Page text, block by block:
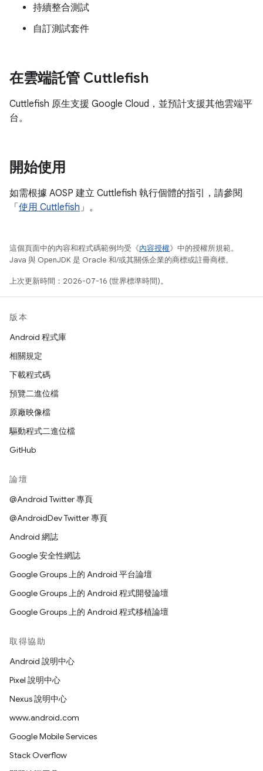
持續整合測試
自訂測試套件
在雲端託管 Cuttlefish
Cuttlefish 原生支援 Google Cloud，並預計支援其他雲端平
台。
開始使用
如需根據 AOSP 建立 Cuttlefish 執行個體的指引，請參閱
「 使用 Cuttlefish」。
這個頁面中的內容和程式碼範例均受《內容授權》中的授權所規範。
Java 與 OpenJDK 是 Oracle 和/或其關係企業的商標或註冊商標。
上次更新時間：2026-07-16 (世界標準時間)。
版本
Android 程式庫
相關規定
下載程式碼
預覽二進位檔
原廠映像檔
驅動程式二進位檔
GitHub
論壇
@Android Twitter 專頁
@AndroidDev Twitter 專頁
Android 網誌
Google 安全性網誌
Google Groups 上的 Android 平台論壇
Google Groups 上的 Android 程式開發論壇
Google Groups 上的 Android 程式移植論壇
取得協助
Android 說明中心
Pixel 說明中心
Nexus 說明中心
www.android.com
Google Mobile Services
Stack Overflow